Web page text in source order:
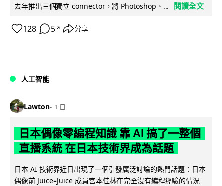
去年推出三個獨立 connector，將 Photoshop、...
閱讀全文
128 5 ↗ 分享
人工智能
Lawton 1 日
日本偶像零編程知識 靠 AI 搞了一整個
直播系統 在日本技術界成為話題
日本 AI 技術界近日出現了一個引發廣泛討論的熱門話題：日本
偶像前 Juice=Juice 成員宮本佳林在完全沒有編程經驗的情況